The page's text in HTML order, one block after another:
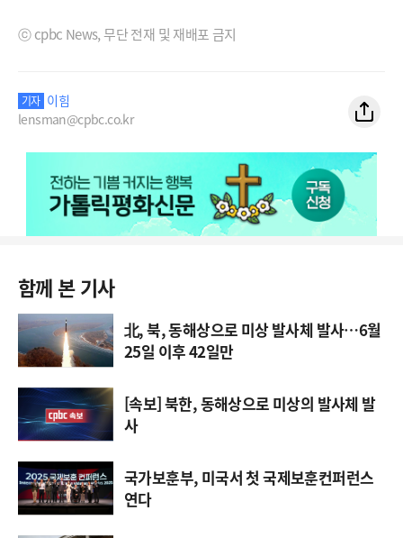
ⓒ cpbc News, 무단 전재 및 재배포 금지
기자 이힘
lensman@cpbc.co.kr
함께 본 기사
北, 북, 동해상으로 미상 발사체 발사…6월
25일 이후 42일만
[속보] 북한, 동해상으로 미상의 발사체 발
사
국가보훈부, 미국서 첫 국제보훈컨퍼런스
연다